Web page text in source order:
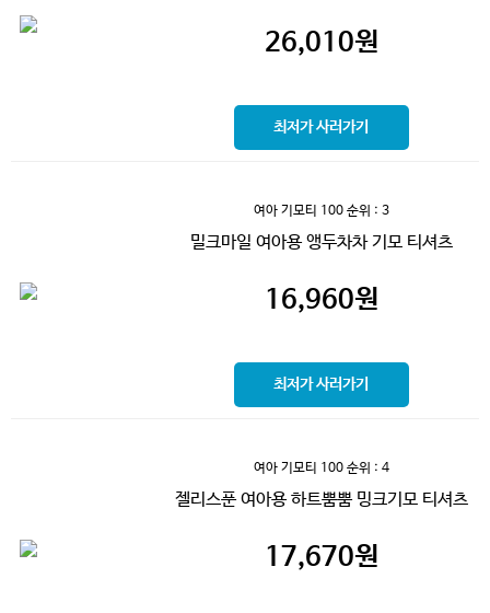
26,010원
최저가 사러가기
여아 기모티 100 순위 : 3
밀크마일 여아용 앵두차차 기모 티셔츠
16,960원
최저가 사러가기
여아 기모티 100 순위 : 4
젤리스푼 여아용 하트뿜뿜 밍크기모 티셔츠
17,670원